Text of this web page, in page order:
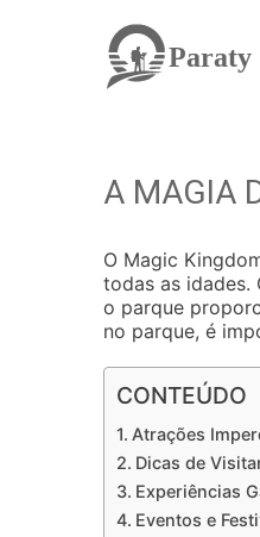
Paraty
A MAGIA
O Magic
todas as idades.
o parque
no parque, é
CONTEÚDO
Atrações
Dicas de
Experiências
Eventos e